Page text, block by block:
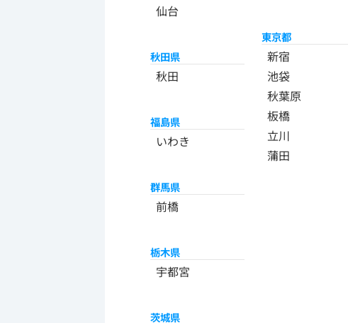
仙台
秋田県
秋田
福島県
いわき
群馬県
前橋
栃木県
宇都宮
茨城県
東京都
新宿
池袋
秋葉原
板橋
立川
蒲田